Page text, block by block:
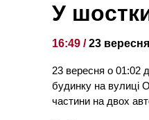
У
16:49 /23
23 вересня о 01:02
будинку на вулиці
частини на двох